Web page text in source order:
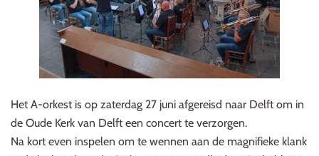
Het A-orkest is op zaterdag 27 juni afgereisd naar Delft om in
de Oude Kerk van Delft een concert te verzorgen.
Na kort even inspelen om te wennen aan de magnifieke klank